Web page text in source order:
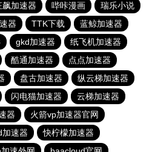
飙加速器 哔咔漫画
瑞乐小说
器 TTK下载
蓝鲸加速器
gkd加速器
纸飞机加速器
酷通加速器
点点加速器
盘古加速器
纵云梯加速器
闪电猫加速器
云梯加速器
器
火箭vp加速器官网
加速器
快柠檬加速器